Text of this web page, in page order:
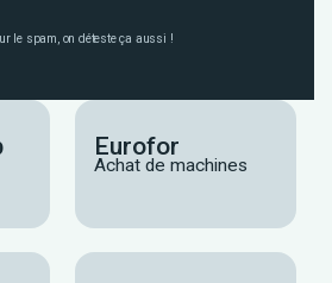
le spam, on déteste ça aussi !
Eurofor
Achat de machines